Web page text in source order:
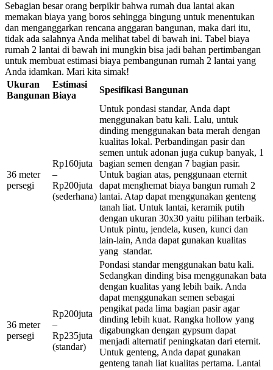
Sebagian besar orang berpikir bahwa rumah dua lantai akan
memakan biaya yang boros sehingga bingung untuk menentukan
dan menganggarkan rencana anggaran bangunan, maka dari itu,
tidak ada salahnya Anda melihat tabel di bawah ini. Tabel biaya
rumah 2 lantai di bawah ini mungkin bisa jadi bahan pertimbangan
untuk membuat estimasi biaya pembangunan rumah 2 lantai yang
Anda idamkan. Mari kita simak!
Ukuran
Bangunan
Estimasi
Biaya
Spesifikasi Bangunan
36 meter
persegi
Rp160juta
–
Rp200juta
(sederhana)
Untuk pondasi standar, Anda dapt
menggunakan batu kali. Lalu, untuk
dinding menggunakan bata merah dengan
kualitas lokal. Perbandingan pasir dan
semen untuk adonan juga cukup banyak, 1
bagian semen dengan 7 bagian pasir.
Untuk bagian atas, penggunaan eternit
dapat menghemat biaya bangun rumah 2
lantai. Atap dapat menggunakan genteng
tanah liat. Untuk lantai, keramik putih
dengan ukuran 30x30 yaitu pilihan terbaik.
Untuk pintu, jendela, kusen, kunci dan
lain-lain, Anda dapat gunakan kualitas
yang standar.
36 meter
persegi
Rp200juta
–
Rp235juta
(standar)
Pondasi standar menggunakan batu kali.
Sedangkan dinding bisa menggunakan bata
dengan kualitas yang lebih baik. Anda
dapat menggunakan semen sebagai
pengikat pada lima bagian pasir agar
dinding lebih kuat. Rangka hollow yang
digabungkan dengan gypsum dapat
menjadi alternatif peningkatan dari eternit.
Untuk genteng, Anda dapat gunakan
genteng tanah liat kualitas pertama. Lantai